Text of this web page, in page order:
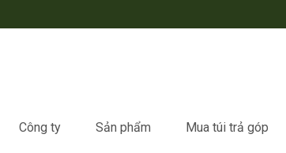
Công ty Sản phẩm Mua túi trả góp